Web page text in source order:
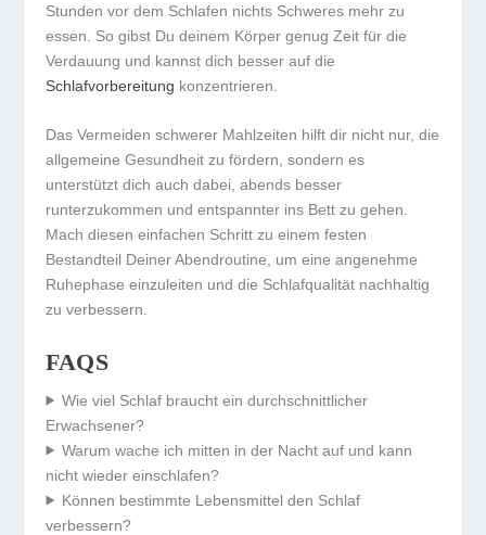
Stunden vor dem Schlafen nichts Schweres mehr zu
essen. So gibst Du deinem Körper genug Zeit für die
Verdauung und kannst dich besser auf die
Schlafvorbereitung konzentrieren.
Das Vermeiden schwerer Mahlzeiten hilft dir nicht nur, die
allgemeine Gesundheit zu fördern, sondern es
unterstützt dich auch dabei, abends besser
runterzukommen und entspannter ins Bett zu gehen.
Mach diesen einfachen Schritt zu einem festen
Bestandteil DeinerAbendroutine, um eine angenehme
Ruhephase einzuleiten und die Schlafqualität nachhaltig
zu verbessern.
FAQS
Wie viel Schlaf braucht ein durchschnittlicher
Erwachsener?
Warum wache ich mitten in der Nacht auf und kann
nicht wieder einschlafen?
Können bestimmte Lebensmittel den Schlaf
verbessern?